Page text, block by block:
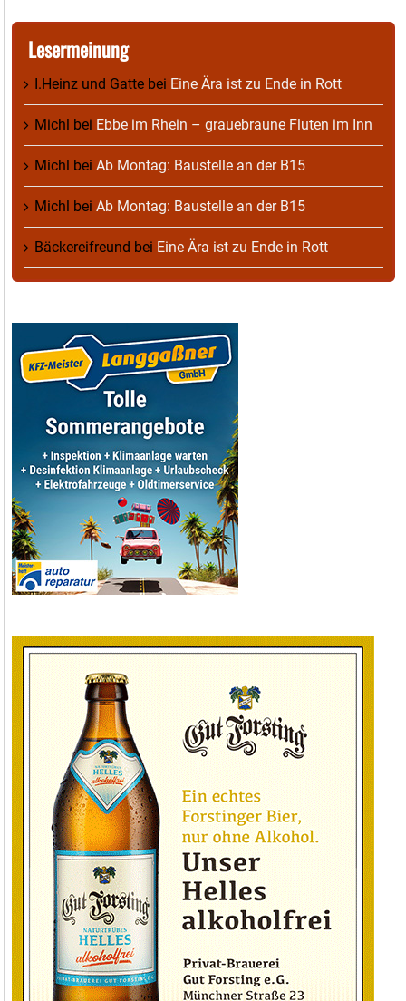
Lesermeinung
I.Heinz und Gatte bei Eine Ära ist zu Ende in Rott
Michl bei Ebbe im Rhein – grauebraune Fluten im Inn
Michl bei Ab Montag: Baustelle an der B15
Michl bei Ab Montag: Baustelle an der B15
Bäckereifreund bei Eine Ära ist zu Ende in Rott